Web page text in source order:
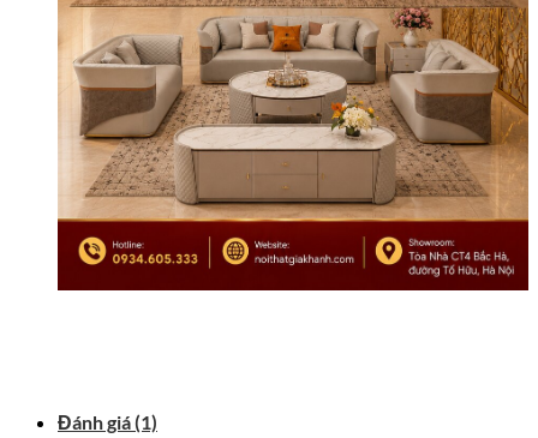
Đánh giá (1)